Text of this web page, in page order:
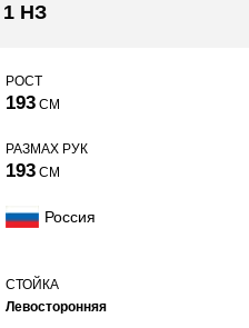
1 НЗ
РОСТ
193 СМ
РАЗМАХ РУК
193 СМ
Россия
СТОЙКА
Левосторонняя